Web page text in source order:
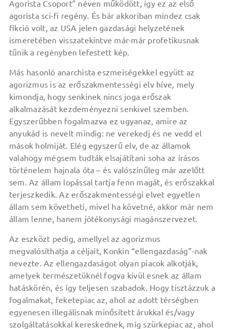
Agorista Csoport” néven működött, így ez az első
agorista sci-fi regény. És bár akkoriban mindez csak
fikció volt, az USA jelen gazdasági helyzetének
ismeretében visszatekintve már-már profetikusnak
tűnik a regényben lefestett kép.
Más hasonló anarchista eszmeiségekkel együtt az
agorizmus is az erőszakmentességi elv híve, mely
kimondja, hogy senkinek nincs joga erőszak
alkalmazását kezdeményezni senkivel szemben.
Egyszerűbben fogalmazva ez ugyanaz, amire az
anyukád is nevelt mindig: ne verekedj és ne vedd el
mások holmiját. Elég egyszerű elv, de az államok
valahogy mégsem tudták elsajátítani soha az írásos
történelem hajnala óta – és valószínűleg már azelőtt
sem. Az állam lopással tartja fenn magát, és erőszakkal
terjeszkedik. Az erőszakmentességi elvet egyetlen
állam sem követheti, mivel ha követné, akkor már nem
állam lenne, hanem jótékonysági magánszervezet.
Az eszközt pedig, amellyel az agorizmus
megvalósíthatja a céljait, Konkin “ellengazdaság”-nak
nevezte. Az ellengazdaságot olyan piacok alkotják,
amelyek természetüknél fogva kívül esnek az állam
hatáskörén, és így teljesen szabadok. Hogy tisztázzuk a
fogalmakat, feketepiac az, ahol az adott térségben
egyenesen illegálisnak minősített árukkal és/vagy
szolgáltatásokkal kereskednek, míg szürkepiac az, ahol